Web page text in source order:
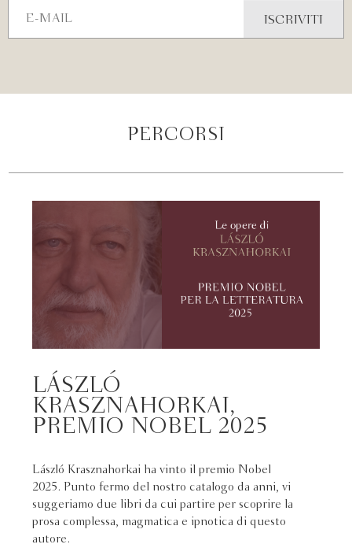
PERCORSI
LÁSZLÓ
KRASZNAHORKAI,
PREMIO NOBEL 2025
László Krasznahorkai ha vinto il premio Nobel
2025. Punto fermo del nostro catalogo da anni, vi
suggeriamo due libri da cui partire per scoprire la
prosa complessa, magmatica e ipnotica di questo
autore.